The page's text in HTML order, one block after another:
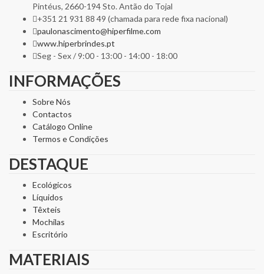
Pintéus, 2660-194 Sto. Antão do Tojal
+351 21 931 88 49 (chamada para rede fixa nacional)
paulonascimento@hiperfilme.com
www.hiperbrindes.pt
Seg - Sex / 9:00 - 13:00 - 14:00 - 18:00
INFORMAÇÕES
Sobre Nós
Contactos
Catálogo Online
Termos e Condições
DESTAQUE
Ecológicos
Líquidos
Têxteis
Mochilas
Escritório
MATERIAIS